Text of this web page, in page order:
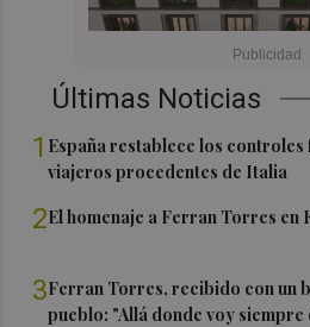
Últimas Noticias
1 España restablece los
viajeros procedentes de Italia
2El homenaje a Ferran Torres en
3Ferran Torres, recibido con un
pueblo: "Allá donde voy